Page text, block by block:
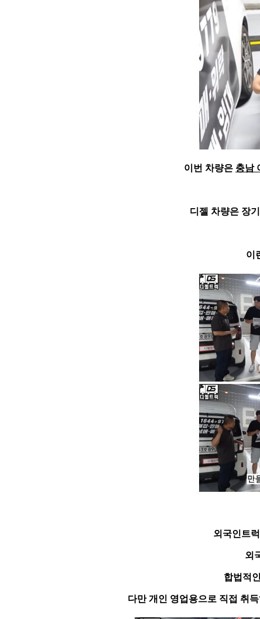
이번 차량은 충남
디젤 차량은 장
이
외국인트
외
합법적
다만 개인 영업용으로 직접 취득